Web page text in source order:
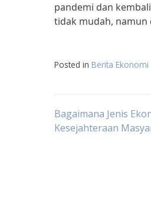
pandemi dan
tidak mudah, namun
Posted in Berita Ekonomi
Post
Bagaimana Jenis
Kesejahteraan